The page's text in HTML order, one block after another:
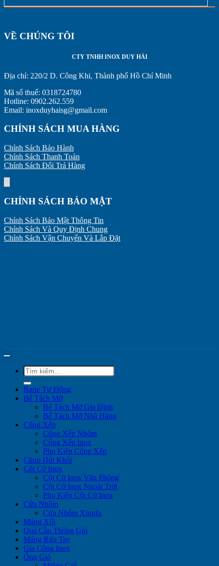
VỀ CHÚNG TÔI
CTY TNHH INOX DUY HẢI
Địa chỉ: 220/2 D. Công Khi, Thành phố Hồ Chí Minh
Mã số thuế: 0318724780
Hotline: 0902.262.559
Email: inoxduyhaisg@gmail.com
CHÍNH SÁCH MUA HÀNG
Chính Sách Bảo Hành
Chính Sách Thanh Toán
Chính Sách Đổi Trả Hàng
CHÍNH SÁCH BẢO MẬT
Chính Sách Bảo Mật Thông Tin
Chính Sách Và Quy Định Chung
Chính Sách Vận Chuyển Và Lắp Đặt
Tìm
kiếm:
Barie Tự Động
Bể Tách Mỡ
Bể Tách Mỡ Gia Đình
Bể Tách Mỡ Nhà Hàng
Cổng Xếp
Cổng Xếp Nhôm
Cổng Xếp Inox
Phụ Kiện Cổng Xếp
Chụp Hút Khói
Cột Cờ Inox
Cột Cờ Inox Văn Phòng
Cột Cờ Inox Ngoài Trời
Phụ Kiện Cột Cờ Inox
Cửa Nhôm
Cửa Nhôm Xingfa
Máng Xối
Quả Cầu Thông Gió
Máng Rửa Tay
Gia Công Inox
Ống Gió